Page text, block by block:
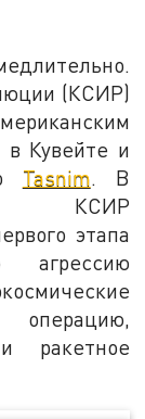
(КСИР)
Кувейте и
Tasnim . В
КСИР
этапа
агрессию
ракетное